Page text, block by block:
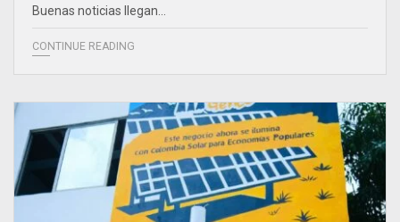
Buenas noticias llegan…
CONTINUE READING